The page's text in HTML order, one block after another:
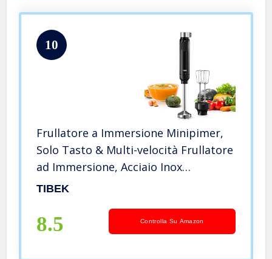
10
Frullatore a Immersione Minipimer,
Solo Tasto & Multi-velocità Frullatore
ad Immersione, Acciaio Inox
Minipimer ad Immersione con Fruste
400w
TIBEK
8.5 Controlla Su Amazon